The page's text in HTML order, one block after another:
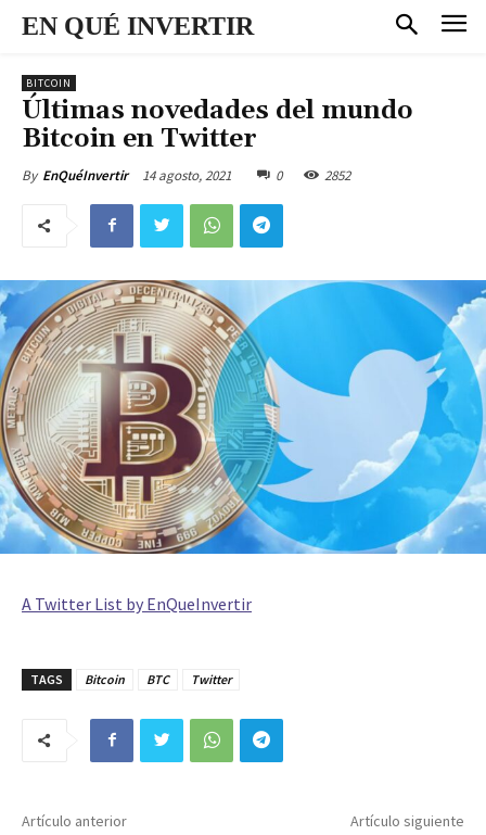
EN QUÉ INVERTIR
BITCOIN
Últimas novedades del mundo
Bitcoin en Twitter
By EnQuéInvertir 14 agosto, 2021 0 2852
A Twitter List by EnQueInvertir
TAGS Bitcoin BTC Twitter
Artículo anterior Artículo siguiente